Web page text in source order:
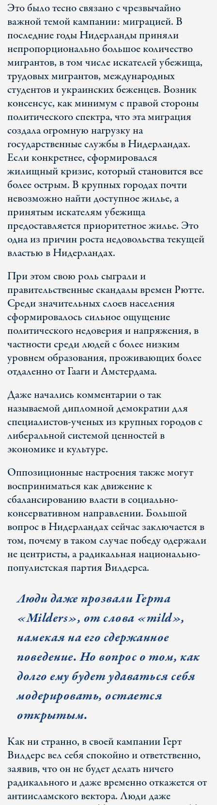
Это было тесно связано с чрезвычайно
важной темой кампании: миграцией. В
последние годы Нидерланды приняли
непропорционально большое количество
мигрантов, в том числе искателей убежища,
трудовых мигрантов, международных
студентов и украинских беженцев. Возник
консенсус, как минимум с правой стороны
политического спектра, что эта миграция
создала огромную нагрузку на
государственные службы в Нидерландах.
Если конкретнее, сформировался
жилищный кризис, который становится все
более острым. В крупных городах почти
невозможно найти доступное жилье, а
принятым искателям убежища
предоставляется приоритетное жилье. Это
одна из причин роста недовольства текущей
властью в Нидерландах.
При этом свою роль сыграли и
правительственные скандалы времен Рютте.
Среди значительных слоев населения
сформировалось сильное ощущение
политического недоверия и напряжения, в
частности среди людей с более низким
уровнем образования, проживающих более
отдаленно от Гааги и Амстердама.
Даже начались комментарии о так
называемой дипломной демократии для
специалистов-ученых из крупных городов с
либеральной системой ценностей в
экономике и культуре.
Оппозиционные настроения также могут
восприниматься как движение к
сбалансированию власти в социально-
консервативном направлении. Большой
вопрос в Нидерландах сейчас заключается в
том, почему в таком случае победу одержали
не центристы, а радикальная национально-
популистская партия Вилдерса.
Люди даже прозвали Герта
«Milders», от слова «mild»,
намекая на его сдержанное
поведение. Но вопрос о том, как
долго ему будет удаваться себя
модерировать, остается
открытым.
Как ни странно, в своей кампании Герт
Вилдерс вел себя спокойно и ответственно,
заявив, что он не будет делать ничего
радикального и даже временно откажется от
антиисламского вектора. Люди даже